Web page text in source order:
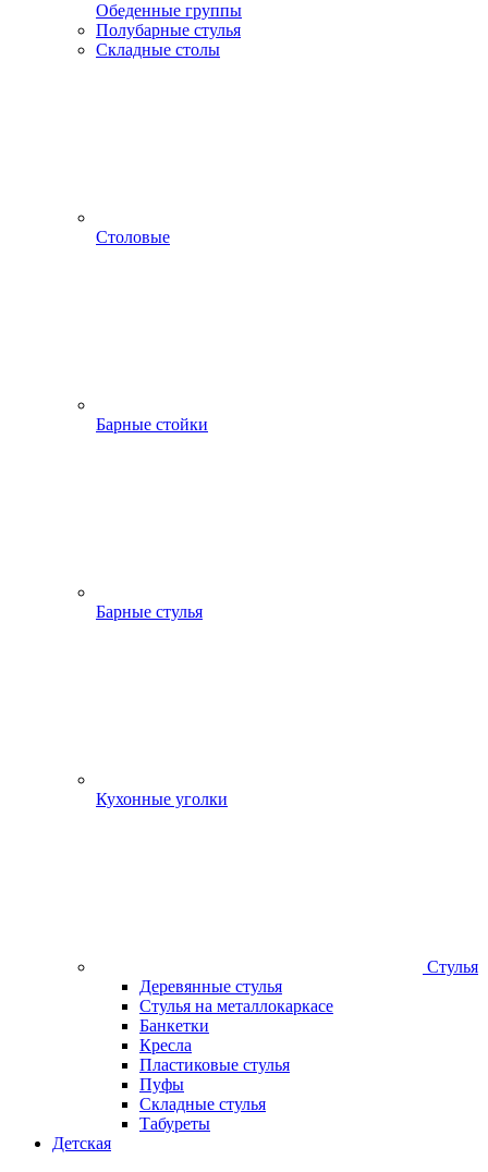
Обеденные группы
Полубарные стулья
Складные столы
Столовые
Барные стойки
Барные стулья
Кухонные уголки
Стулья
Деревянные стулья
Стулья на металлокаркасе
Банкетки
Кресла
Пластиковые стулья
Пуфы
Складные стулья
Табуреты
Детская